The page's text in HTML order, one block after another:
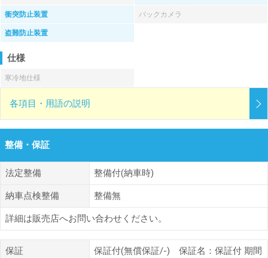
衝突防止装置 バックカメラ
盗難防止装置
仕様
寒冷地仕様
各項目・用語の説明
整備・保証
法定整備 整備付(納車時)
納車点検整備 整備無
詳細は販売店へお問い合わせください。
保証
保証付(無償保証/-) 保証名：保証付 期間